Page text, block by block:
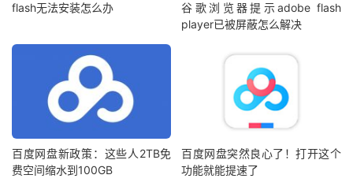
flash无法安装怎么办
谷歌浏览器提示adobe flash
player已被屏蔽怎么解决
百度网盘新政策：这些人2TB免
费空间缩水到100GB
百度网盘突然良心了！打开这个
功能就能提速了